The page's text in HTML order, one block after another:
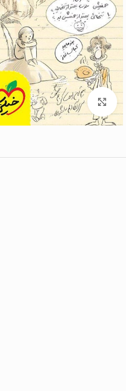
برای بزرگنمایی کلیک کنید